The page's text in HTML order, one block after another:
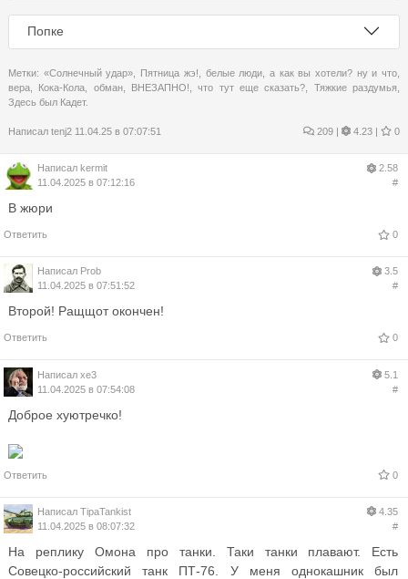
Попке
Метки: «Солнечный удар» Пятница жэ! белые люди а как вы хотели? ну и что
вера
Кока-Кола обман, ВНЕЗАПНО! ,что тут еще сказать? Тяжкие раздумья
Здесь был Кадет.
Написал tenj2 11.04.25 в 07:07:51 209 | 4.23 | 0
Написал kermit
11.04.2025 в 07:12:16
2.58
#
В жюри
Ответить 0
Написал Prob
11.04.2025 в 07:51:52
3.5
#
Второй! Ращщот окончен!
Ответить 0
Написал xe3
11.04.2025 в 07:54:08
5.1
#
Доброе хуютречко!
Ответить 0
Написал TipaTankist
11.04.2025 в 08:07:32
4.35
#
На реплику Омона про танки. Таки танки плавают. Есть
Совецко-российский танк ПТ-76. У меня однокашник был